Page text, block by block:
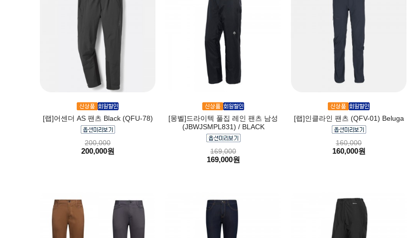
[랩]어센더 AS 팬츠 Black (QFU-78)
200,000
200,000원
[몽벨]드라이텍 풀집 레인 팬츠 남성
(JBWJSMPL831) / BLACK
169,000
169,000원
[랩]인클라인 팬츠 (QFV-01) Beluga
160,000
160,000원